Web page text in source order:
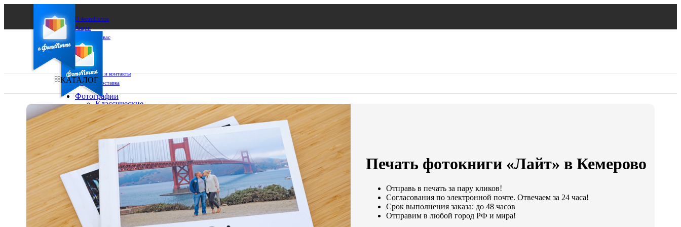
О ФотоПочте
Акции
Сделаем за вас
Бизнесу
FAQ
Франшиза
Поддержка и контакты
Оплата и доставка
Ваш город:
Ваш регион доставки
Выберите из списка:
КАТАЛОГ
Фотографии
Классические
фото
10х10
10х15
13х18
15х15
15х20
20х20
20х30
30х30
30х40
А4
Фото
Печать фотокниги «Лайт» в Кемерово
Отправь в печать за пару кликов!
Согласования по электронной почте. Отвечаем за 24 часа!
Срок выполнения заказа: до 48 часов
Отправим в любой город РФ и мира!